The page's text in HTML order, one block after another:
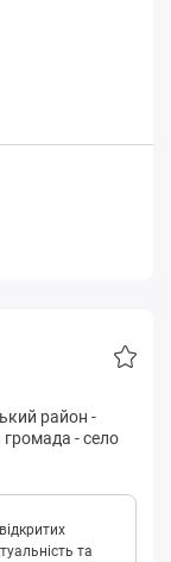
район -
громада -село
та